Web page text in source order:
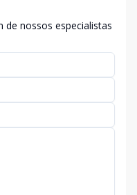
de nossos especialistas